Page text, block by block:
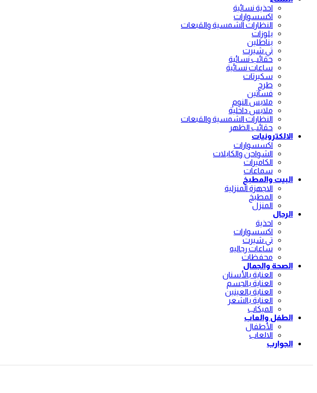
احذية نسائية
اكسسوارات
النظارات الشمسية والقبعات
بلوزات
بناطلين
تي شيرت
حقائب نسائية
ساعات نسائية
سكيرتات
طرح
فساتين
ملابس النوم
ملابس داخلية
النظارات الشمسية والقبعات
حقائب الظهر
الالكترونيات
اكسسوارات
الشواحن والكابلات
الكاميرات
سماعات
البيت والمطبخ
الاجهزة المنزلية
المطبخ
المنزل
الرجال
احذية
اكسسوارات
تي شيرت
ساعات رجاليه
محفظات
الصحة والجمال
العناية بالأسنان
العناية بالجسم
العناية بالعينين
العناية بالشعر
الميكاب
الطفل والعاب
الأطفال
الالعاب
الجوارب